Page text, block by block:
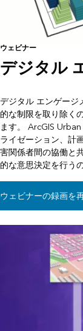
ウェビナー
デジタル
デジタル エンゲー
的な制限を取り除く
ます。 ArcGIS
ライゼーション、計
害関係者間の協働と
的な意思決定を行う
ウェビナーの録画を